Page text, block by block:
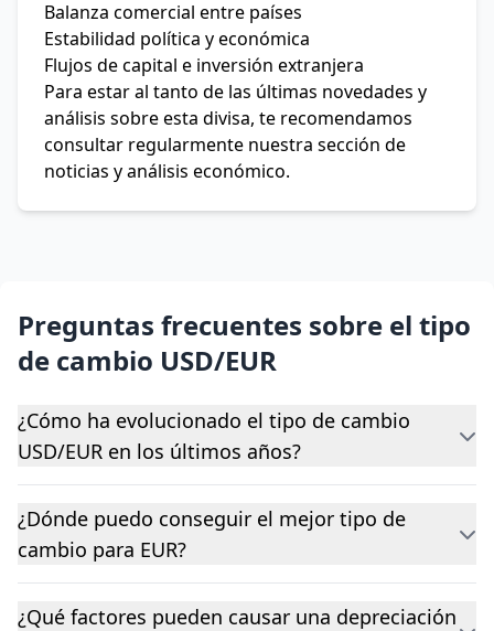
Balanza comercial entre países
Estabilidad política y económica
Flujos de capital e inversión extranjera
Para estar al tanto de las últimas novedades y
análisis sobre esta divisa, te recomendamos
consultar regularmente nuestra sección de
noticias y análisis económico.
Preguntas frecuentes sobre el tipo
de cambio USD/EUR
¿Cómo ha evolucionado el tipo de cambio
USD/EUR en los últimos años?
¿Dónde puedo conseguir el mejor tipo de
cambio para EUR?
¿Qué factores pueden causar una depreciación